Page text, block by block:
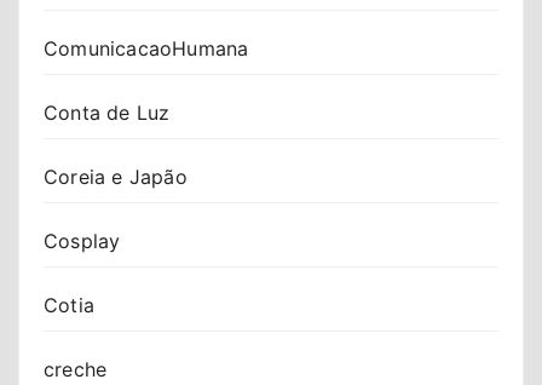
ComunicacaoHumana
Conta de Luz
Coreia e Japão
Cosplay
Cotia
creche